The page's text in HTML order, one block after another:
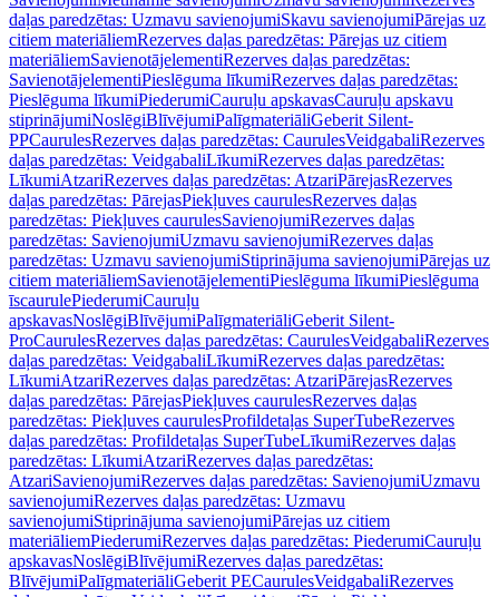
daļas paredzētas: Uzmavu savienojumiSkavu savienojumiPārejas uz
citiem materiāliemRezerves daļas paredzētas: Pārejas uz citiem
materiāliemSavienotājelementiRezerves daļas paredzētas:
SavienotājelementiPieslēguma līkumiRezerves daļas paredzētas:
Pieslēguma līkumiPiederumiCauruļu apskavasCauruļu apskavu
stiprinājumiNoslēgiBlīvējumiPalīgmateriāliGeberit Silent-
PPCaurulesRezerves daļas paredzētas: CaurulesVeidgabaliRezerves
daļas paredzētas: VeidgabaliLīkumiRezerves daļas paredzētas:
LīkumiAtzariRezerves daļas paredzētas: AtzariPārejasRezerves
daļas paredzētas: PārejasPiekļuves caurulesRezerves daļas
paredzētas: Piekļuves caurulesSavienojumiRezerves daļas
paredzētas: SavienojumiUzmavu savienojumiRezerves daļas
paredzētas: Uzmavu savienojumiStiprinājuma savienojumiPārejas uz
citiem materiāliemSavienotājelementiPieslēguma līkumiPieslēguma
īscaurulePiederumiCauruļu
apskavasNoslēgiBlīvējumiPalīgmateriāliGeberit Silent-
ProCaurulesRezerves daļas paredzētas: CaurulesVeidgabaliRezerves
daļas paredzētas: VeidgabaliLīkumiRezerves daļas paredzētas:
LīkumiAtzariRezerves daļas paredzētas: AtzariPārejasRezerves
daļas paredzētas: PārejasPiekļuves caurulesRezerves daļas
paredzētas: Piekļuves caurulesProfildetaļas SuperTubeRezerves
daļas paredzētas: Profildetaļas SuperTubeLīkumiRezerves daļas
paredzētas: LīkumiAtzariRezerves daļas paredzētas:
AtzariSavienojumiRezerves daļas paredzētas: SavienojumiUzmavu
savienojumiRezerves daļas paredzētas: Uzmavu
savienojumiStiprinājuma savienojumiPārejas uz citiem
materiāliemPiederumiRezerves daļas paredzētas: PiederumiCauruļu
apskavasNoslēgiBlīvējumiRezerves daļas paredzētas:
BlīvējumiPalīgmateriāliGeberit PECaurulesVeidgabaliRezerves